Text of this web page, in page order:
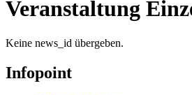
Veranstaltung
Keine news_id übergeben.
Infopoint